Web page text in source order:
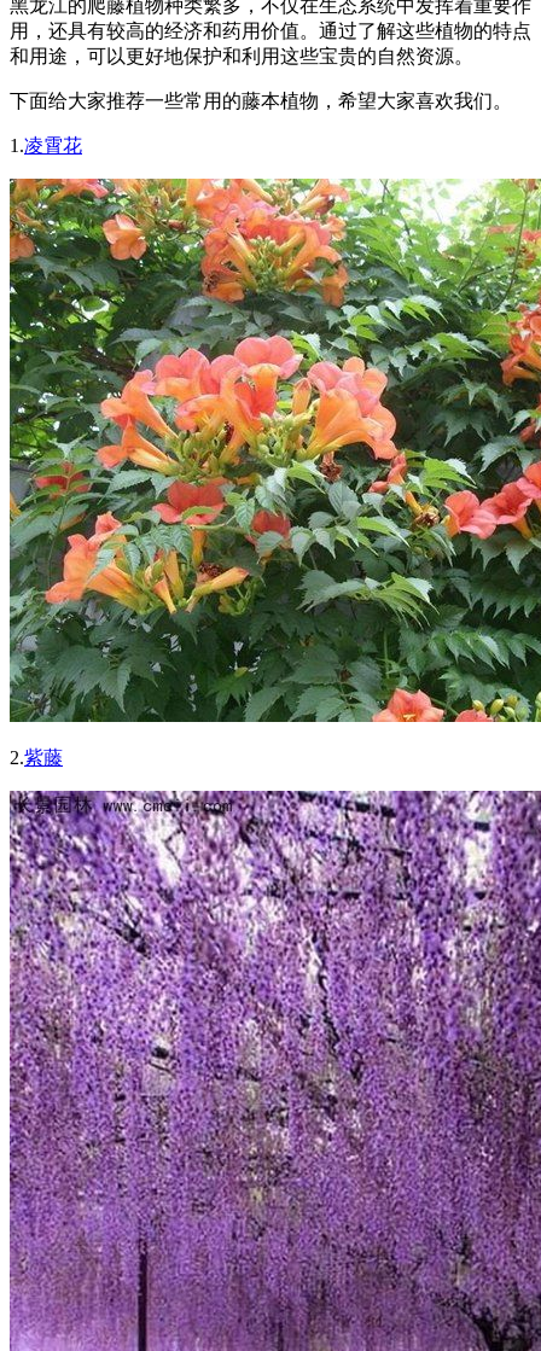
黑龙江的爬藤植物种类繁多，不仅在生态系统中发挥着重要作
用，还具有较高的经济和药用价值。通过了解这些植物的特点
和用途，可以更好地保护和利用这些宝贵的自然资源。
下面给大家推荐一些常用的藤本植物，希望大家喜欢我们。
1.凌霄花
2.紫藤